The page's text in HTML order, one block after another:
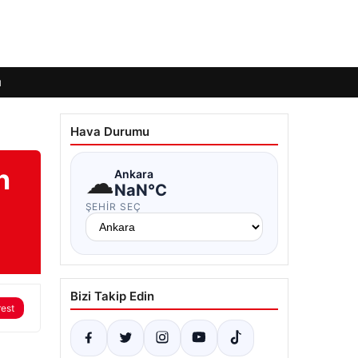
Hava Durumu
☁Ankara
NaN°C
ŞEHIR SEÇ
Bizi Takip Edin